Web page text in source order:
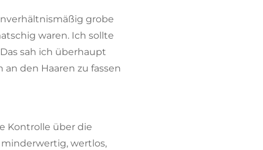
grobe
waren. Ich sollte
sah ich überhaupt
den Haaren zu fassen
Kontrolle über die
wertlos,